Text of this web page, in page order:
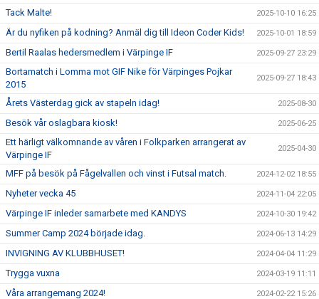
Tack Malte! 2025-10-10 16:25
Är du nyfiken på kodning? Anmäl dig till Ideon Coder Kids! 2025-10-01 18:59
Bertil Raalas hedersmedlem i Värpinge IF 2025-09-27 23:29
Bortamatch i Lomma mot GIF Nike för Värpinges Pojkar
2015
2025-09-27 18:43
Årets Västerdag gick av stapeln idag! 2025-08-30
Besök vår oslagbara kiosk! 2025-06-25
Ett härligt välkomnande av våren i Folkparken arrangerat av
Värpinge IF
2025-04-30
MFF på besök på Fågelvallen och vinst i Futsal match. 2024-12-02 18:55
Nyheter vecka 45 2024-11-04 22:05
Värpinge IF inleder samarbete med KANDYS 2024-10-30 19:42
Summer Camp 2024 började idag. 2024-06-13 14:29
INVIGNING AV KLUBBHUSET! 2024-04-04 11:29
Trygga vuxna 2024-03-19 11:11
Våra arrangemang 2024! 2024-02-22 15:26